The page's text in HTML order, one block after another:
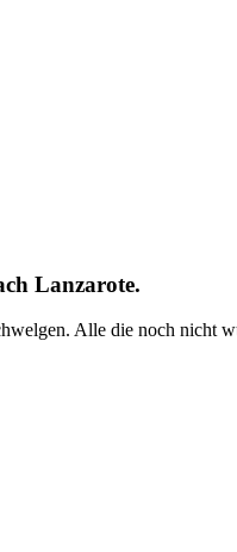
Lanzarote.
Alle die noch nicht